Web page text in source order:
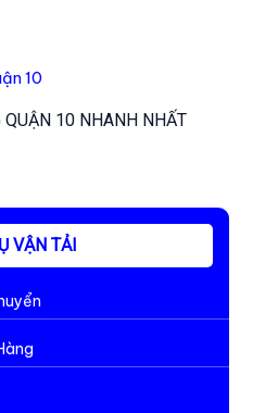
QUẬN 10 NHANH NHẤT
VẬN TẢI